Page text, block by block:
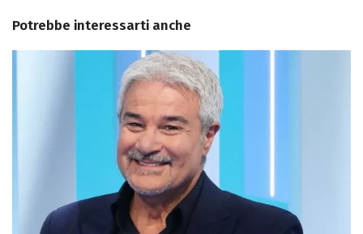
Potrebbe interessarti anche